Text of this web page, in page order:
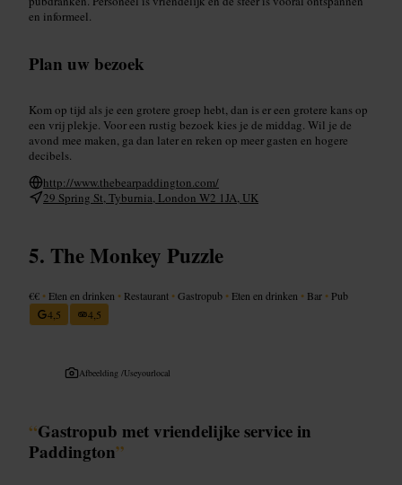
en informeel.
Plan uw bezoek
Kom op tijd als je een grotere groep hebt, dan is er een grotere kans op
een vrij plekje. Voor een rustig bezoek kies je de middag. Wil je de
avond mee maken, ga dan later en reken op meer gasten en hogere
decibels.
http://www.thebearpaddington.com/
29 Spring St, Tyburnia, London W2 1JA, UK
The Monkey Puzzle
€€ • Eten en drinken • Restaurant •Gastropub • Eten en drinken • Bar • Pub
4,5
4,5
Afbeelding /Useyourlocal
“Gastropub met vriendelijke service in
Paddington”